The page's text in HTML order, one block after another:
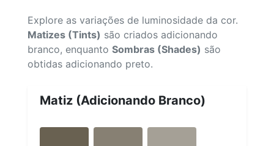
Explore as variações de luminosidade da cor.
Matizes (Tints) são criados adicionando
branco, enquanto Sombras (Shades) são
obtidas adicionando preto.
Matiz (Adicionando Branco)